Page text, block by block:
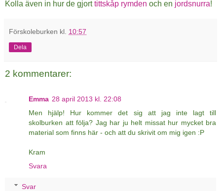
Kolla även in hur de gjorttittskåp rymden och en jordsnurra!
Förskoleburken kl. 10:57
Dela
2 kommentarer:
Emma 28 april 2013 kl. 22:08
Men hjälp! Hur kommer det sig att jag inte lagt till
skolburken att följa? Jag har ju helt missat hur mycket bra
material som finns här - och att du skrivit om mig igen :P
Kram
Svara
Svar